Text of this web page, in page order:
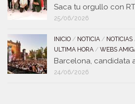
Saca tu orgullo con
25/06/2026
INICIO / NOTICIA / NOTICIAS
ULTIMA HORA / WEBS
Barcelona, candidata
24/06/2026